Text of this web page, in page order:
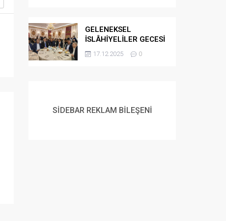
GELENEKSEL
İSLÂHİYELİLER GECESİ
DÜZENLENDİ
17.12.2025 0
SİDEBAR REKLAM BİLEŞENİ